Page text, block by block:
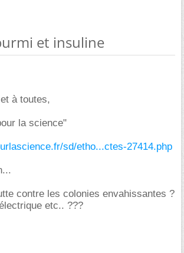
et insuline
à toutes,
la science"
sd/etho...ctes-27414.php
contre les colonies envahissantes ?
etc.. ???